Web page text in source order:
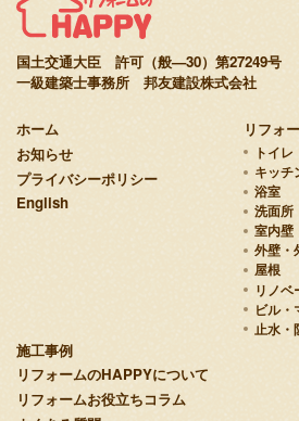
国土交通大臣 許可（般—30）第27249号
一級建築士事務所 邦友建設株式会社
ホーム
お知らせ
プライバシーポリシー
English
リフォ
トイレ
キッチ
浴室
洗面所
室内壁
外壁・
屋根
リノベ
ビル・
止水・
施工事例
リフォームのHAPPYについて
リフォームお役立ちコラム